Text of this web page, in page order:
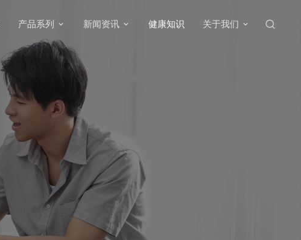
产品系列 新闻资讯 健康知识 关于我们